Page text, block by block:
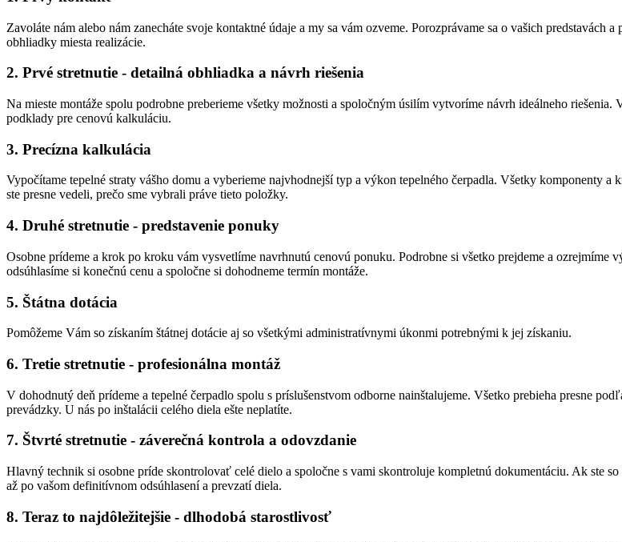
Zavoláte nám alebo nám zanecháte svoje kontaktné údaje a my sa vám ozveme. Porozprávame sa o vašich predstavách
obhliadky miesta realizácie.
2. Prvé stretnutie - detailná obhliadka a návrh riešenia
Na mieste montáže spolu podrobne preberieme všetky možnosti a spoločným úsilím vytvoríme návrh ideálneho
podklady pre cenovú kalkuláciu.
3. Precízna kalkulácia
Vypočítame tepelné straty vášho domu a vyberieme najvhodnejší typ a výkon tepelného čerpadla. Všetky komponenty
ste presne vedeli, prečo sme vybrali práve tieto položky.
4. Druhé stretnutie - predstavenie ponuky
Osobne prídeme a krok po kroku vám vysvetlíme navrhnutú cenovú ponuku. Podrobne si všetko prejdeme a ozrejmíme
odsúhlasíme si konečnú cenu a spoločne si dohodneme termín montáže.
5. Štátna dotácia
Pomôžeme Vám so získaním štátnej dotácie aj so všetkými administratívnymi úkonmi potrebnými k jej získaniu.
6. Tretie stretnutie - profesionálna montáž
V dohodnutý deň prídeme a tepelné čerpadlo spolu s príslušenstvom odborne nainštalujeme. Všetko prebieha presne
prevádzky. U nás po inštalácii celého diela ešte neplatíte.
7. Štvrté stretnutie - záverečná kontrola a odovzdanie
Hlavný technik si osobne príde skontrolovať celé dielo a spoločne s vami skontroluje kompletnú dokumentáciu. Ak ste
až po vašom definitívnom odsúhlasení a prevzatí diela.
8. Teraz to najdôležitejšie - dlhodobá starostlivosť